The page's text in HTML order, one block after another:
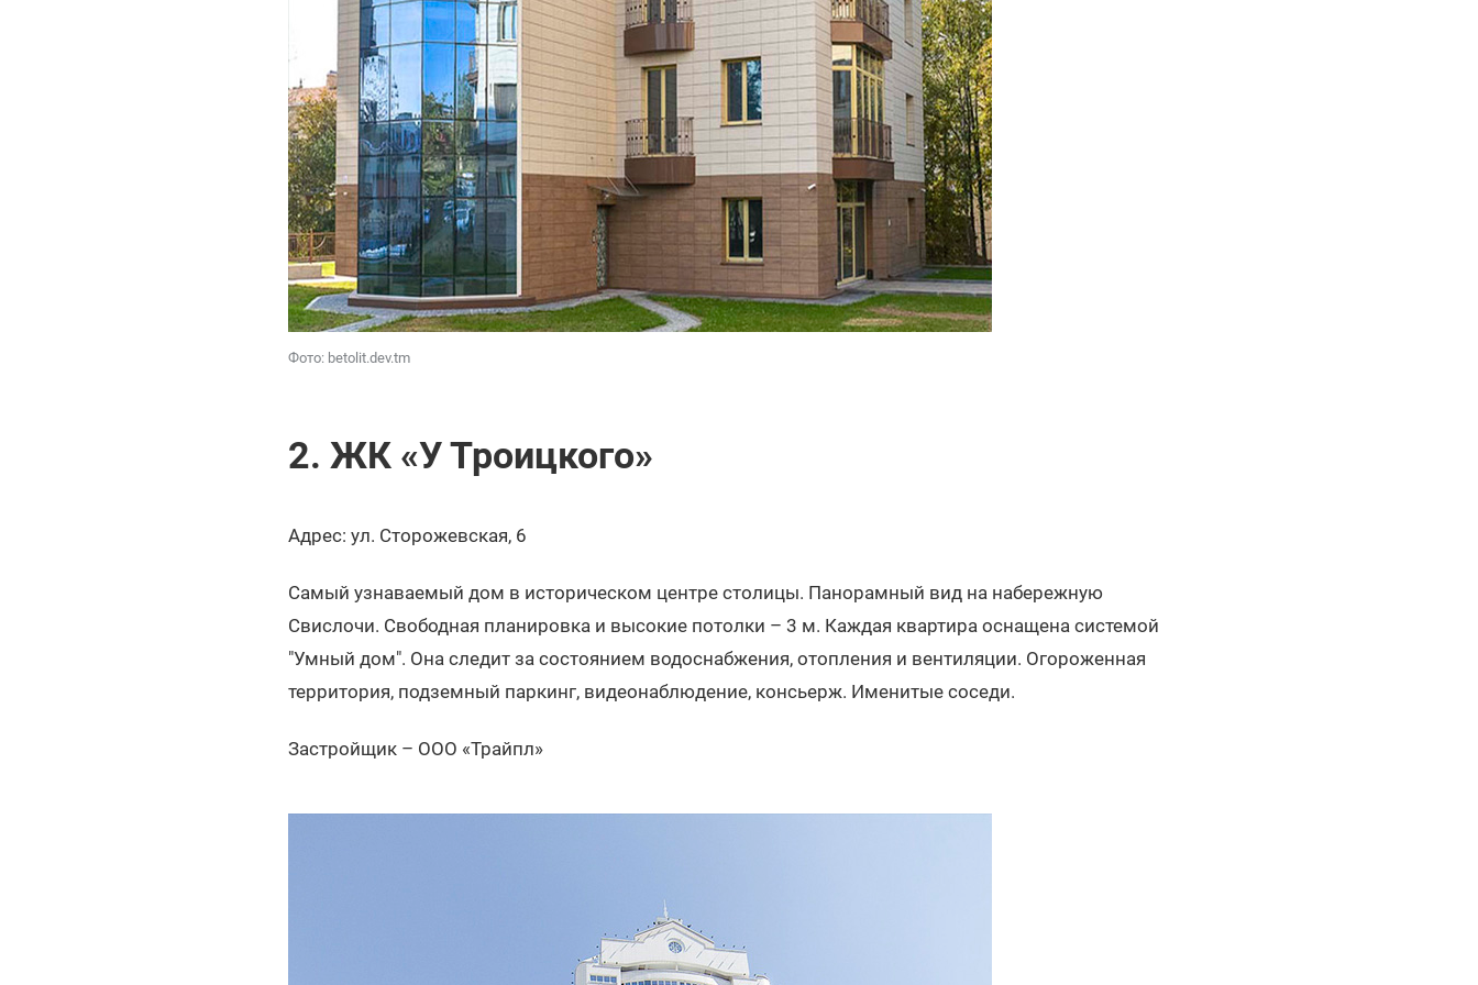
Фото: betolit.dev.tm
2. ЖК «У Троицкого»
Адрес: ул. Сторожевская, 6
Самый узнаваемый дом в историческом центре столицы. Панорамный вид на набережную
Свислочи. Свободная планировка и высокие потолки – 3 м. Каждая квартира оснащена системой
"Умный дом". Она следит за состоянием водоснабжения, отопления и вентиляции. Огороженная
территория, подземный паркинг, видеонаблюдение, консьерж. Именитые соседи.
Застройщик – ООО «Трайпл»